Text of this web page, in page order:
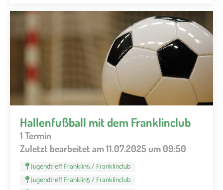
Hallenfußball mit dem Franklinclub
1 Termin
Zuletzt bearbeitet am 11.07.2025 um 09:50
Jugendtreff Franklin5 / Franklinclub
Jugendtreff Franklin5 / Franklinclub